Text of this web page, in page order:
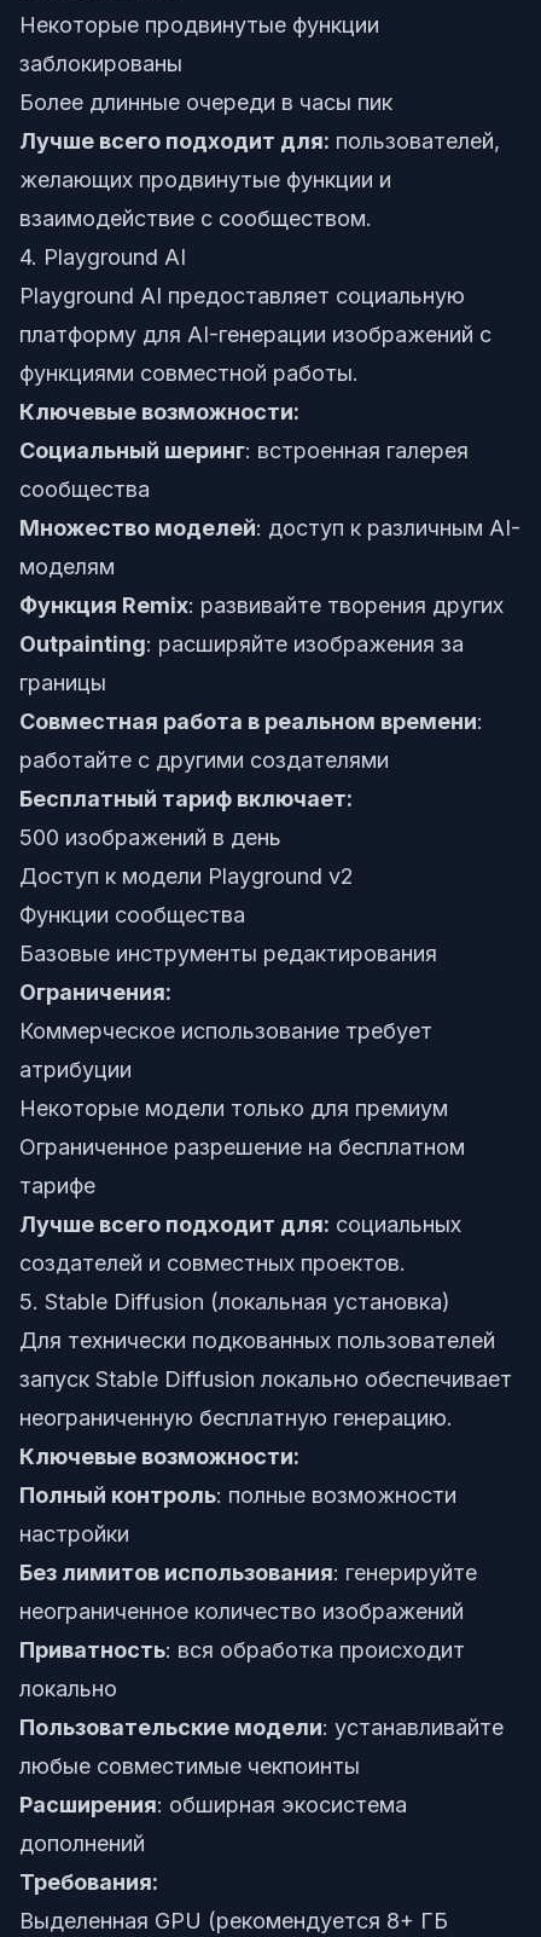
Некоторые продвинутые функции
заблокированы
Более длинные очереди в часы пик
Лучше всего подходит для: пользователей,
желающих продвинутые функции и
взаимодействие с сообществом.
4. Playground AI
Playground AI предоставляет социальную
платформу для AI-генерации изображений с
функциями совместной работы.
Ключевые возможности:
Социальный шеринг: встроенная галерея
сообщества
Множество моделей: доступ к различным AI-
моделям
Функция Remix: развивайте творения других
Outpainting: расширяйте изображения за
границы
Совместная работа в реальном времени:
работайте с другими создателями
Бесплатный тариф включает:
500 изображений в день
Доступ к модели Playground v2
Функции сообщества
Базовые инструменты редактирования
Ограничения:
Коммерческое использование требует
атрибуции
Некоторые модели только для премиум
Ограниченное разрешение на бесплатном
тарифе
Лучше всего подходит для: социальных
создателей и совместных проектов.
5. Stable Diffusion (локальная установка)
Для технически подкованных пользователей
запуск Stable Diffusion локально обеспечивает
неограниченную бесплатную генерацию.
Ключевые возможности:
Полный контроль: полные возможности
настройки
Без лимитов использования: генерируйте
неограниченное количество изображений
Приватность: вся обработка происходит
локально
Пользовательские модели: устанавливайте
любые совместимые чекпоинты
Расширения: обширная экосистема
дополнений
Требования:
Выделенная GPU (рекомендуется 8+ ГБ